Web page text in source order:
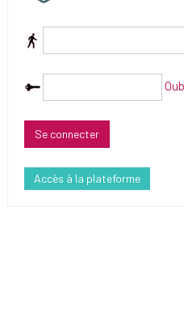
Accès à la plateforme